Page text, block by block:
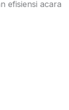
efisiensi acara